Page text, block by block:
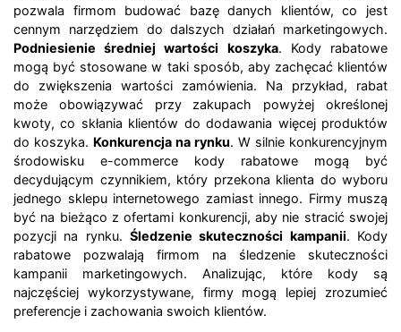
pozwala firmom budować bazę danych klientów, co jest
cennym narzędziem do dalszych działań marketingowych.
Podniesienie średniej wartości koszyka. Kody rabatowe
mogą być stosowane w taki sposób, aby zachęcać klientów
do zwiększenia wartości zamówienia. Na przykład, rabat
może obowiązywać przy zakupach powyżej określonej
kwoty, co skłania klientów do dodawania więcej produktów
do koszyka. Konkurencja na rynku. W silnie konkurencyjnym
środowisku e-commerce kody rabatowe mogą być
decydującym czynnikiem, który przekona klienta do wyboru
jednego sklepu internetowego zamiast innego. Firmy muszą
być na bieżąco z ofertami konkurencji, aby nie stracić swojej
pozycji na rynku. Śledzenie skuteczności kampanii. Kody
rabatowe pozwalają firmom na śledzenie skuteczności
kampanii marketingowych. Analizując, które kody są
najczęściej wykorzystywane, firmy mogą lepiej zrozumieć
preferencje i zachowania swoich klientów.